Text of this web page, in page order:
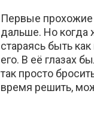
Первые прохожие
дальше. Но когда
стараясь быть
его. В её глазах
так просто
время решить,